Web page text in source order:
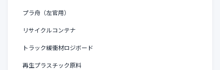
プラ舟（左官用）
リサイクルコンテナ
トラック緩衝材ロジボード
再生プラスチック原料